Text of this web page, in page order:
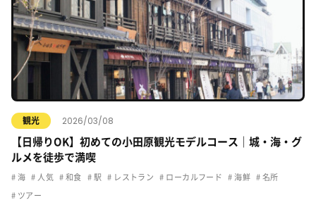
観光 2026/03/08
【日帰りOK】初めての小田原観光モデルコース｜城・海・グ
ルメを徒歩で満喫
海 人気 和食 駅 レストラン ローカルフード 海鮮 名所
ツアー